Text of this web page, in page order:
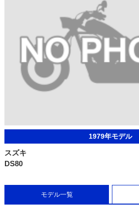
1979年モデル
スズキ
DS80
モデル一覧